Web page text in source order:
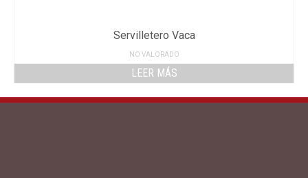
Servilletero Vaca
NO VALORADO
LEER MÁS